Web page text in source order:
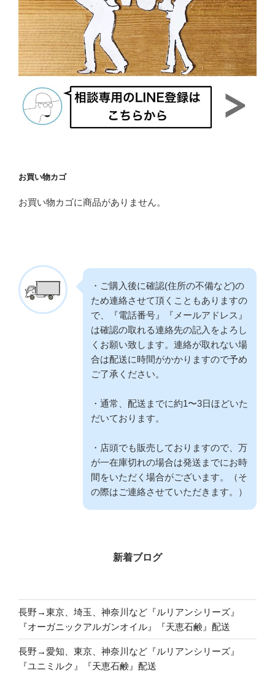
お買い物カゴ
お買い物カゴに商品がありません。
・ご購入後に確認(住所の不備など)の
ため連絡させて頂くこともありますの
で、『電話番号』『メールアドレス』
は確認の取れる連絡先の記入をよろし
くお願い致します。連絡が取れない場
合は配送に時間がかかりますので予め
ご了承ください。
・通常、配送までに約1〜3日ほどいた
だいております。
・店頭でも販売しておりますので、万
が一在庫切れの場合は発送までにお時
間をいただく場合がございます。（そ
の際はご連絡させていただきます。）
新着ブログ
長野→東京、埼玉、神奈川など『ルリアンシリーズ』
『オーガニックアルガンオイル』『天恵石鹸』配送
長野→愛知、東京、神奈川など『ルリアンシリーズ』
『ユニミルク』『天恵石鹸』配送